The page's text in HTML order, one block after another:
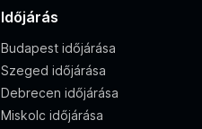
Időjárás
Budapest időjárása
Szeged időjárása
Debrecen időjárása
Miskolc időjárása